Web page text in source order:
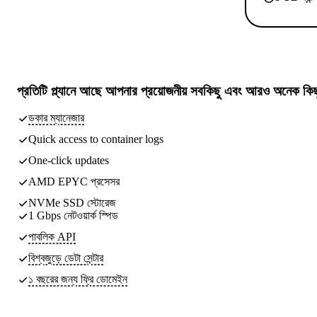
প্রতিটি প্ল্যানে আছেআপনার প্রয়োজনীয় সবকিছুএবং আরও অনেক
ডকার ম্যানেজার
Quick access to container logs
One-click updates
AMD EPYC প্রসেসর
NVMe SSD স্টোরেজ
1 Gbps নেটওয়ার্ক স্পিড
পাবলিক API
বিশ্বজুড়ে ডেটা সেন্টার
১ বছরের জন্য ফ্রি ডোমেইন